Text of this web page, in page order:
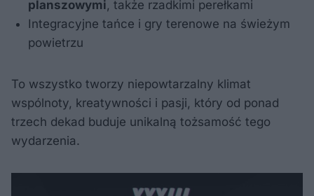
planszowymi , także rzadkimi perełkami
Integracyjne tańce i gry terenowe na świeżym
powietrzu
To wszystko tworzy niepowtarzalny klimat
wspólnoty, kreatywności i pasji, który od ponad
trzech dekad buduje unikalną tożsamość tego
wydarzenia.